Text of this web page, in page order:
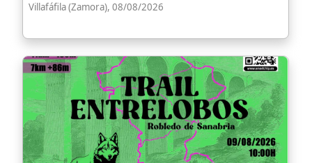
Villafáfila (Zamora), 08/08/2026